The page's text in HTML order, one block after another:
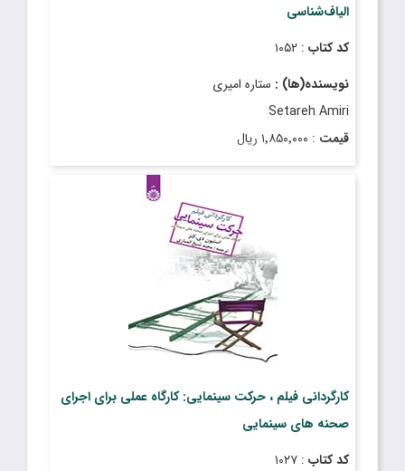
الیاف‌شناسی
کد کتاب : ۱۰۵۲
نویسنده(ها) : ستاره امیری
Setareh Amiri
قیمت : ۱٬۸۵۰٬۰۰۰ ریال
کارگردانی فیلم ، حرکت سینمایی: کارگاه عملی برای اجرای
صحنه های سینمایی
کد کتاب : ۱۰۲۷